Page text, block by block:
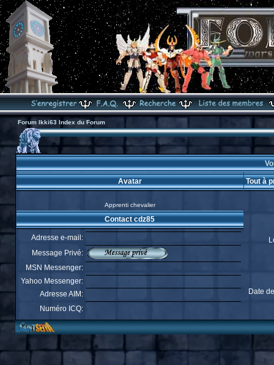
Forum Ikki63 Index du Forum
Avatar Tout à
Apprenti chevalier
Date
Contact cdz85
Adresse e-mail:
Message Privé:
MSN Messenger:
Yahoo Messenger:
Adresse AIM:
Numéro ICQ: